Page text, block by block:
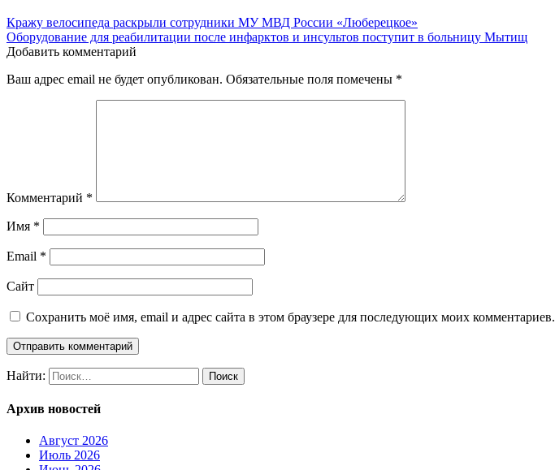
Кражу велосипеда раскрыли сотрудники МУ МВД России «Люберецкое»
Оборудование для реабилитации после инфарктов и инсультов поступит в больницу Мытищ
Добавить комментарий
Ваш адрес email не будет опубликован. Обязательные поля помечены *
Комментарий *
Имя *
Email *
Сайт
Сохранить моё имя, email и адрес сайта в этом браузере для последующих моих комментариев.
Найти:
Архив новостей
Август 2026
Июль 2026